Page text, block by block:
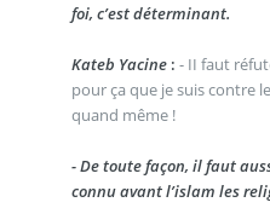
foi, c’est déterminant.
Kateb Yacine: - II faut
pour ça que je suis contre
quand même !
- De toute façon, il faut
connu avant l’islam les